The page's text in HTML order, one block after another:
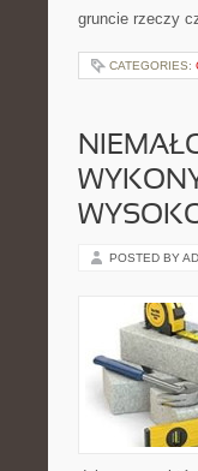
gruncie rzeczy
CATEGORIES:
POSTED BY